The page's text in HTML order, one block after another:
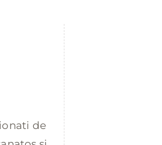
de